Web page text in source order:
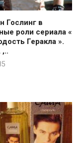
Гослинг в
роли сериала «
Геракла ».